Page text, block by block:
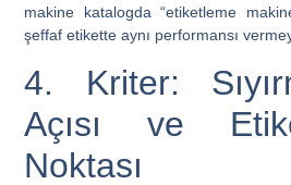
makine katalogda “etiketleme
şeffaf etikette aynı performansı
4. Kriter:
Açısı ve
Noktası